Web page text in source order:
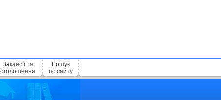
Вакансії та
оголошення
Пошук
по сайту